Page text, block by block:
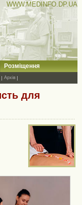
WWW.MEDINFO.DP.UA
Розміщення
Архів
для